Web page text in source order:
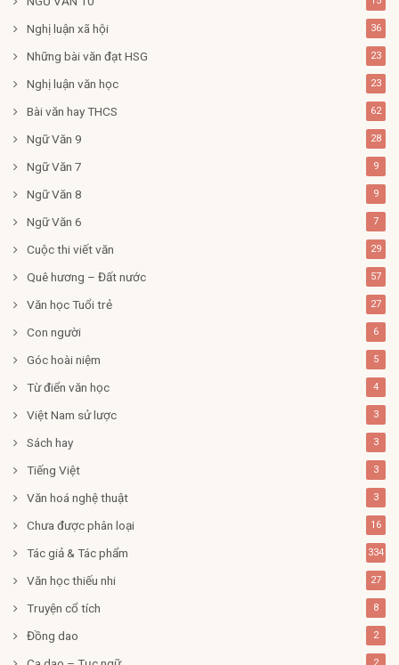
Nghị luận xã hội 36
Những bài văn đạt HSG 23
Nghị luận văn học 23
Bài văn hay THCS 62
Ngữ Văn 9 28
Ngữ Văn 7 9
Ngữ Văn 8 9
Ngữ Văn 6 7
Cuộc thi viết văn 29
Quê hương – Đất nước 57
Văn học Tuổi trẻ 27
Con người 6
Góc hoài niệm 5
Từ điển văn học 4
Việt Nam sử lược 3
Sách hay 3
Tiếng Việt 3
Văn hoá nghệ thuật 3
Chưa được phân loại 16
Tác giả & Tác phẩm 334
Văn học thiếu nhi 27
Truyện cổ tích 8
Đồng dao 2
2